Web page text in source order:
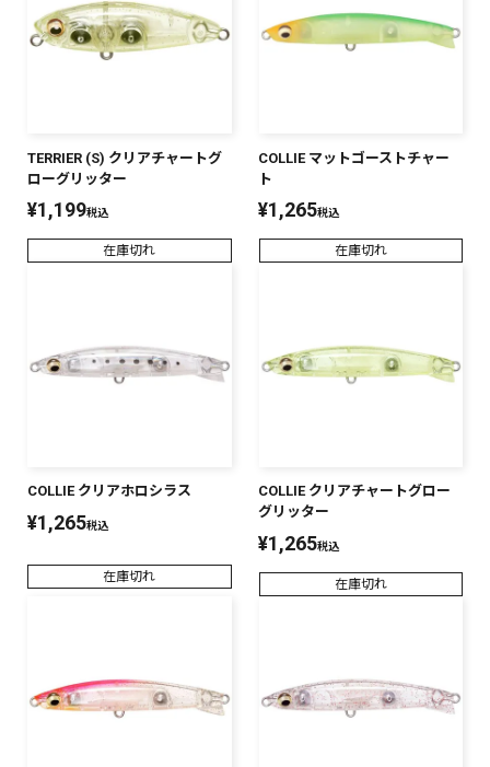
TERRIER (S) クリアチャートグ
ローグリッター
¥1,199税込
在庫切れ
COLLIE マットゴーストチャー
ト
¥1,265税込
在庫切れ
COLLIE クリアホロシラス
¥1,265税込
在庫切れ
COLLIE クリアチャートグロー
グリッター
¥1,265税込
在庫切れ